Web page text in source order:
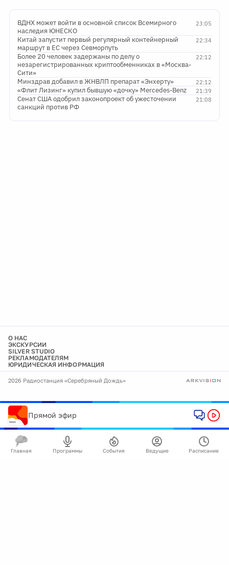
23:05
ВДНХ может войти в основной список Всемирного
наследия ЮНЕСКО
22:34
Китай запустит первый регулярный контейнерный
маршрут в ЕС через Севморпуть
22:12
Более 20 человек задержаны по делу о
незарегистрированных криптообменниках в «Москва-
Сити»
22:12
Минздрав добавил в ЖНВЛП препарат «Энхерту»
21:39
«Флит Лизинг» купил бывшую «дочку» Mercedes-Benz
21:08
Сенат США одобрил законопроект об ужесточении
санкций против РФ
О НАС
ЭКСКУРСИИ
SILVER STUDIO
РЕКЛАМОДАТЕЛЯМ
ЮРИДИЧЕСКАЯ ИНФОРМАЦИЯ
2026 Радиостанция «Серебряный Дождь»
Прямой эфир
Главная Программы События Ведущие Расписание